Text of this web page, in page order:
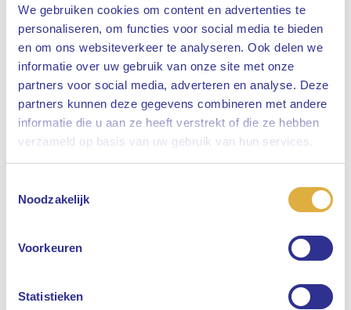
We gebruiken cookies om content en advertenties te
personaliseren, om functies voor social media te bieden
en om ons websiteverkeer te analyseren. Ook delen we
informatie over uw gebruik van onze site met onze
partners voor social media, adverteren en analyse. Deze
partners kunnen deze gegevens combineren met andere
informatie die u aan ze heeft verstrekt of die ze hebben
verzameld op basis van uw gebruik van hun services.
Noodzakelijk
Voorkeuren
Statistieken
Sluiten
Hoe collega's de toekomst zien